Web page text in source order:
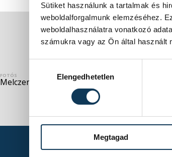
Sütiket használunk a tartalmak és
weboldalforgalmunk elemzéséhez.
weboldalhasználatra vonatkozó
számukra vagy az Ön által használt
Elengedhetetlen
Megtagad
FOTÓS
Melczer Zsolt